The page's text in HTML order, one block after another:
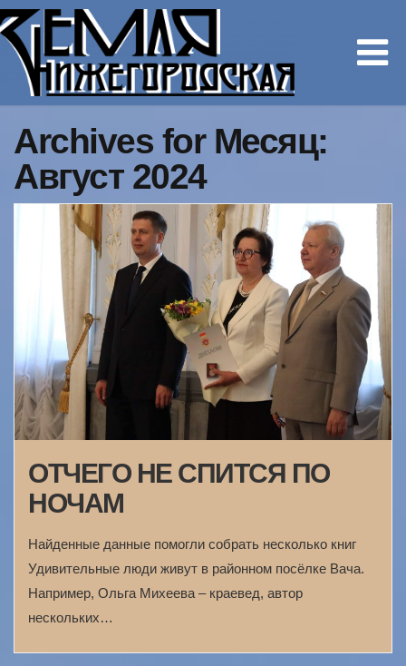
Archives for Месяц:
Август 2024
ОТЧЕГО НЕ СПИТСЯ ПО
НОЧАМ
Найденные данные помогли собрать несколько книг
Удивительные люди живут в районном посёлке Вача.
Например, Ольга Михеева – краевед, автор
нескольких…